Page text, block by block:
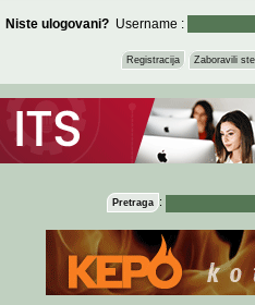
Niste ulogovani?Username :
Registracija Zaboravili
Pretraga :